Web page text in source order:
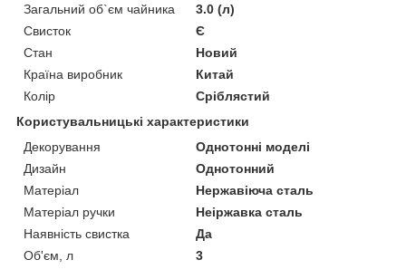
Загальний об`єм чайника
3.0 (л)
Свисток
Є
Стан
Новий
Країна виробник
Китай
Колір
Сріблястий
Користувальницькі характеристики
Декорування
Однотонні моделі
Дизайн
Однотонний
Матеріал
Нержавіюча сталь
Матеріал ручки
Неіржавка сталь
Наявність свистка
Да
Об'єм, л
3